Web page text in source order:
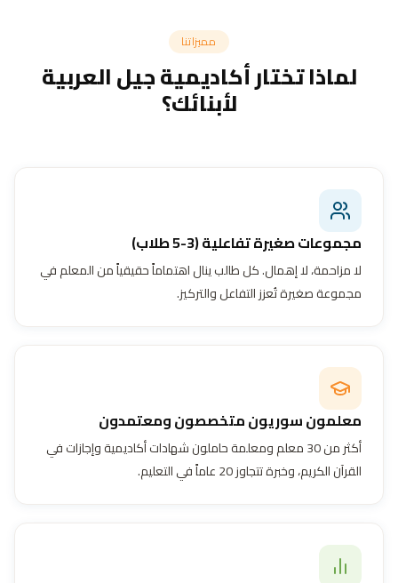
مميزاتنا
لماذا تختار أكاديمية جيل العربية
لأبنائك؟
مجموعات صغيرة تفاعلية (3-5 طلاب)
لا مزاحمة، لا إهمال. كل طالب ينال اهتماماً حقيقياً من المعلم في
مجموعة صغيرة تُعزز التفاعل والتركيز.
معلمون سوريون متخصصون ومعتمدون
أكثر من 30 معلم ومعلمة حاملون شهادات أكاديمية وإجازات في
القرآن الكريم، وخبرة تتجاوز 20 عاماً في التعليم.